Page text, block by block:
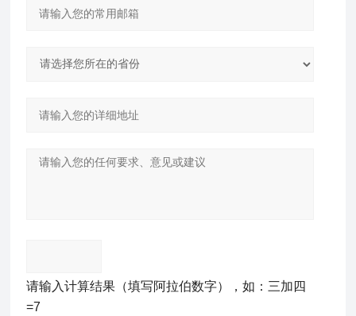
请输入计算结果（填写阿拉伯数字），如：三加四
=7